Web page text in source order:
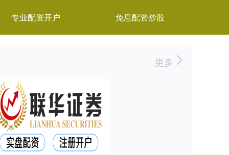
专业配资开户 免息配资炒股
更多